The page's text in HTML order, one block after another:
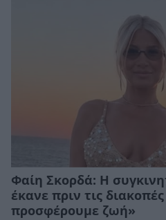
Φαίη Σκορδά: H
έκανε πριν τις
προσφέρουμε ζωή»